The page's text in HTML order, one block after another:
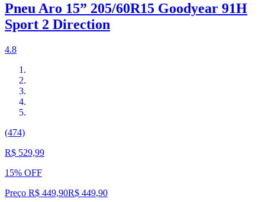
Pneu Aro 15” 205/60R15 Goodyear 91H
Sport 2 Direction
4.8
(474)
R$ 529,99
15% OFF
Preço R$ 449,90R$ 449,90